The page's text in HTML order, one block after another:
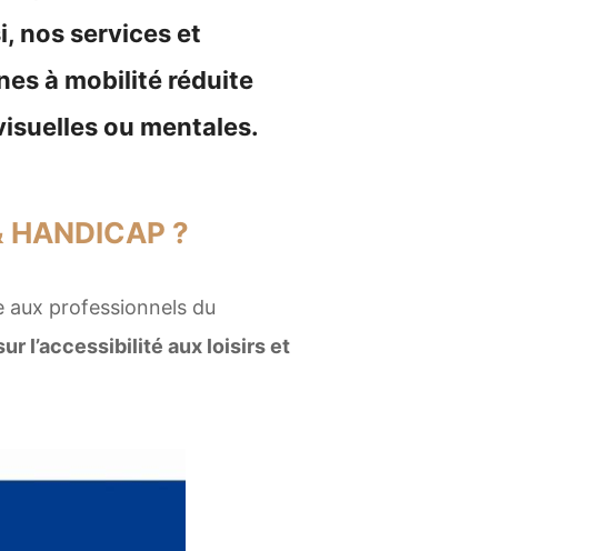
nos services et
à mobilité réduite
ou mentales.
HANDICAP ?
aux professionnels du
l’accessibilité aux loisirs et